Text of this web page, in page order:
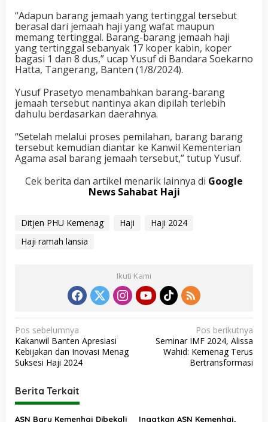
“Adapun barang jemaah yang tertinggal tersebut
berasal dari jemaah haji yang wafat maupun
memang tertinggal. Barang-barang jemaah haji
yang tertinggal sebanyak 17 koper kabin, koper
bagasi 1 dan 8 dus,” ucap Yusuf di Bandara Soekarno
Hatta, Tangerang, Banten (1/8/2024).
Yusuf Prasetyo menambahkan barang-barang
jemaah tersebut nantinya akan dipilah terlebih
dahulu berdasarkan daerahnya.
“Setelah melalui proses pemilahan, barang barang
tersebut kemudian diantar ke Kanwil Kementerian
Agama asal barang jemaah tersebut,” tutup Yusuf.
Cek berita dan artikel menarik lainnya di Google
News Sahabat Haji
Ditjen PHU Kemenag Haji
Haji 2024
Haji ramah lansia
Ikuti Kami
N
a
v
g
a
Pos sebelumnya
Kakanwil Banten Apresiasi
Kebijakan dan Inovasi Menag
Suksesi Haji 2024
Pos berikutnya
Seminar IMF 2024, Alissa
Wahid: Kemenag Terus
Bertransformasi
Berita Terkait
ASN Baru Kemenhaj Dibekali
Ingatkan ASN Kemenhaj,